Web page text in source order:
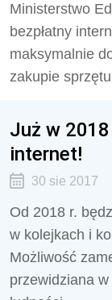
Ministerstwo
bezpłatny
maksymalnie
zakupie
Już w
internet!
30 sie 2017
Od 2018 r.
w kolejkach i
Możliwość
przewidziana